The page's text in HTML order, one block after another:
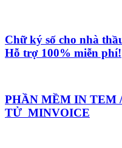
Chữ ký số cho nhà
Hỗ trợ 100% miễn phí!
PHẦN MỀM IN
TỬ MINVOICE